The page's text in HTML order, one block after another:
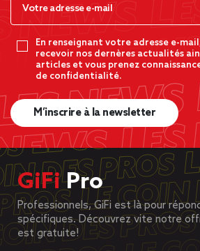
En renseignant votre adresse e-
recevoir nos dernères actualités
articles et vous prenez
de confidentialité.
M’inscrire à la newsletter
GiFiPro
Professionnels, GiFi est là pour
spécifiques. Découvrez vite notre
est gratuite!